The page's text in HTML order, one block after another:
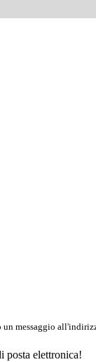
un messaggio
posta elettronica!